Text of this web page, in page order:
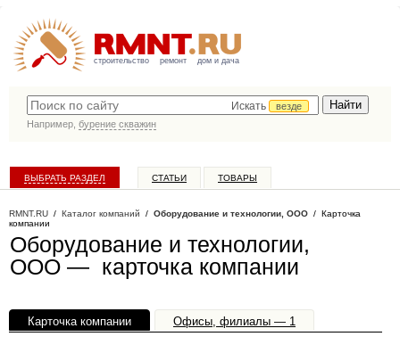
строительство ремонт дом и дача
Искать
везде
Например, бурение скважин
ВЫБРАТЬ РАЗДЕЛ СТАТЬИ ТОВАРЫ
RMNT.RU / Каталог компаний / Оборудование и технологии, OOO / Карточка
компании
Оборудование и технологии,
OOO — карточка компании
Карточка компании Офисы, филиалы — 1